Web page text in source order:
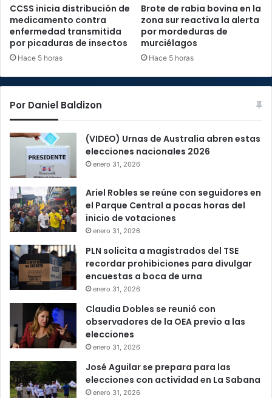
CCSS inicia distribución de
medicamento contra
enfermedad transmitida
por picaduras de insectos
Hace 5 horas
Brote de rabia bovina en la
zona sur reactiva la alerta
por mordeduras de
murciélagos
Hace 5 horas
Por Daniel Baldizon
(VIDEO) Urnas de Australia abren estas
elecciones nacionales 2026
enero 31, 2026
Ariel Robles se reúne con seguidores en
el Parque Central a pocas horas del
inicio de votaciones
enero 31, 2026
PLN solicita a magistrados del TSE
recordar prohibiciones para divulgar
encuestas a boca de urna
enero 31, 2026
Claudia Dobles se reunió con
observadores de la OEA previo a las
elecciones
enero 31, 2026
José Aguilar se prepara para las
elecciones con actividad en La Sabana
enero 31, 2026